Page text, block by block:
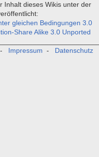
Inhalt dieses Wikis unter der
gleichen Bedingungen 3.0
Share Alike 3.0 Unported
- Impressum - Datenschutz